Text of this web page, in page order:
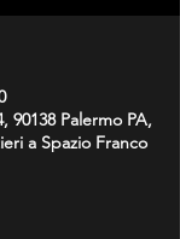
90138 Palermo PA,
a Spazio Franco